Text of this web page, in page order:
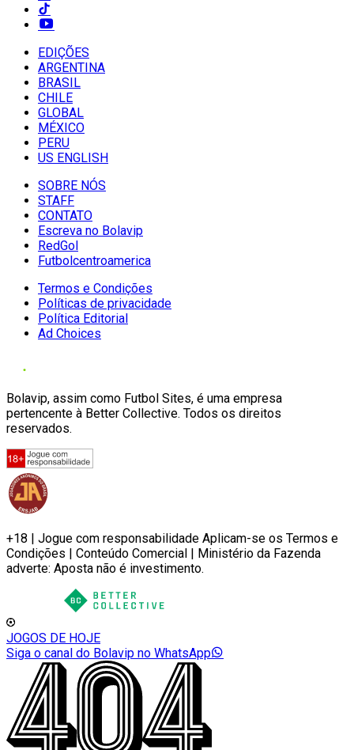
EDIÇÕES
ARGENTINA
BRASIL
CHILE
GLOBAL
MÉXICO
PERU
US ENGLISH
SOBRE NÓS
STAFF
CONTATO
Escreva no Bolavip
RedGol
Futbolcentroamerica
Termos e Condições
Políticas de privacidade
Política Editorial
Ad Choices
Bolavip, assim como Futbol Sites, é uma empresa
pertencente à Better Collective. Todos os direitos
reservados.
+18 | Jogue com responsabilidade Aplicam-se os Termos e
Condições | Conteúdo Comercial | Ministério da Fazenda
adverte: Aposta não é investimento.
JOGOS DE HOJE
Siga o canal do Bolavip no WhatsApp